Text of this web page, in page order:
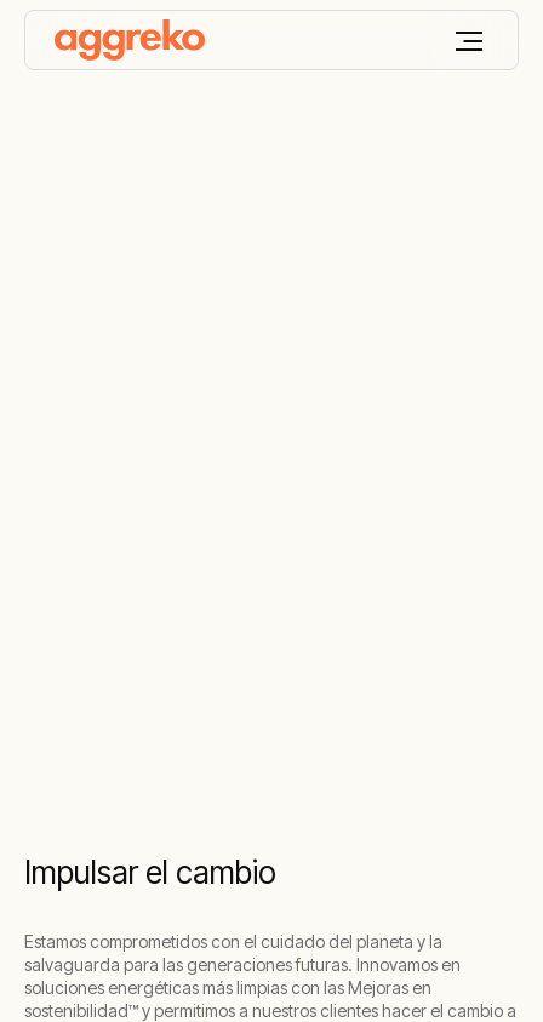
Impulsar el cambio
Estamos comprometidos con el cuidado del planeta y la
salvaguarda para las generaciones futuras. Innovamos en
soluciones energéticas más limpias con las Mejoras en
sostenibilidad™ y permitimos a nuestros clientes hacer el cambio a